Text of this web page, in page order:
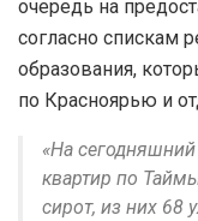
очередь на
согласно спискам
образования,
по Красноярью и
«На
квартир по
сирот, из них 68